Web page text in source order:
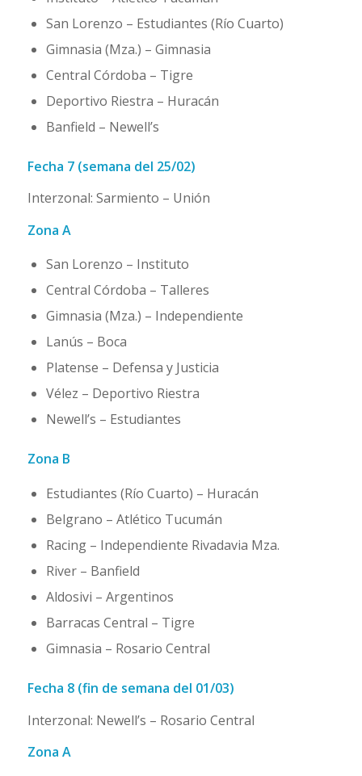
San Lorenzo – Estudiantes (Río Cuarto)
Gimnasia (Mza.) – Gimnasia
Central Córdoba – Tigre
Deportivo Riestra – Huracán
Banfield – Newell’s
Fecha 7 (semana del 25/02)
Interzonal: Sarmiento – Unión
Zona A
San Lorenzo – Instituto
Central Córdoba – Talleres
Gimnasia (Mza.) – Independiente
Lanús – Boca
Platense – Defensa y Justicia
Vélez – Deportivo Riestra
Newell’s – Estudiantes
Zona B
Estudiantes (Río Cuarto) – Huracán
Belgrano – Atlético Tucumán
Racing – Independiente Rivadavia Mza.
River – Banfield
Aldosivi – Argentinos
Barracas Central – Tigre
Gimnasia – Rosario Central
Fecha 8 (fin de semana del 01/03)
Interzonal: Newell’s – Rosario Central
Zona A